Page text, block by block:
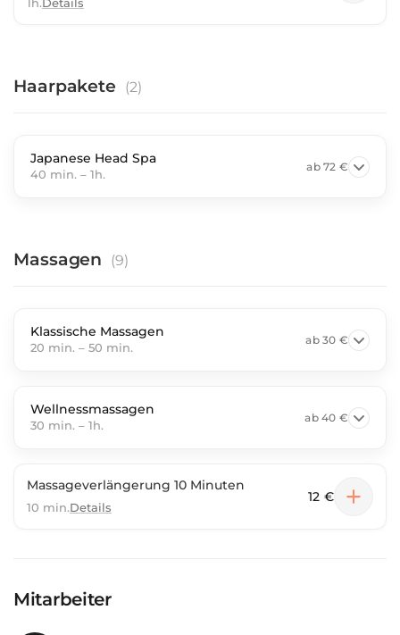
Haarpakete (2)
Japanese Head Spa
40 min. – 1h.
ab72 €
Massagen (9)
Klassische Massagen
20 min. – 50 min.
ab30 €
Wellnessmassagen
30 min. – 1h.
ab40 €
Massageverlängerung 10 Minuten
10 min.Details
12 €
Mitarbeiter